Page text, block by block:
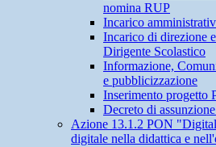
nomina RUP
Incarico
Incarico di direzione
Dirigente Scolastico
Informazione,
e pubblicizzazione
Inserimento progetto
Decreto di
Azione 13.1.2 PON
digitale nella didattica e